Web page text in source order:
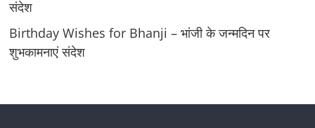
संदेश
Birthday Wishes for Bhanji – भांजी के जन्मदिन पर
शुभकामनाएं संदेश